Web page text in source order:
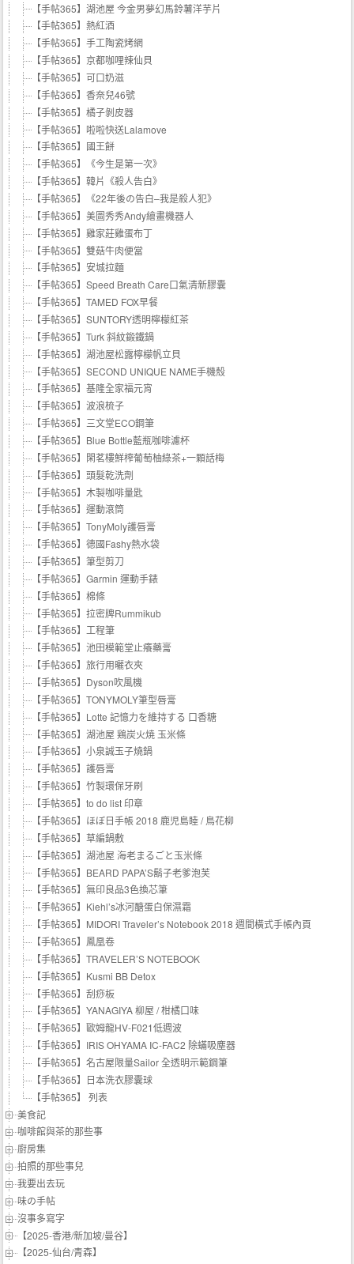
【手帖365】湖池屋 今金男夢幻馬鈴薯洋芋片
【手帖365】熱紅酒
【手帖365】手工陶瓷烤網
【手帖365】京都咖哩辣仙貝
【手帖365】可口奶滋
【手帖365】香奈兒46號
【手帖365】橘子剝皮器
【手帖365】啦啦快送Lalamove
【手帖365】國王餅
【手帖365】《今生是第一次》
【手帖365】韓片《殺人告白》
【手帖365】《22年後の告白–我是殺人犯》
【手帖365】美圖秀秀Andy繪畫機器人
【手帖365】雞家莊雞蛋布丁
【手帖365】雙菇牛肉便當
【手帖365】安城拉麵
【手帖365】Speed Breath Care口氣清新膠囊
【手帖365】TAMED FOX早餐
【手帖365】SUNTORY透明檸檬紅茶
【手帖365】Turk 斜紋鍛鐵鍋
【手帖365】湖池屋松露檸檬帆立貝
【手帖365】SECOND UNIQUE NAME手機殼
【手帖365】基隆全家福元宵
【手帖365】波浪梳子
【手帖365】三文堂ECO鋼筆
【手帖365】Blue Bottle藍瓶咖啡濾杯
【手帖365】閑茗樓鮮榨葡萄柚綠茶+一顆話梅
【手帖365】頭髮乾洗劑
【手帖365】木製咖啡量匙
【手帖365】運動滾筒
【手帖365】TonyMoly護唇膏
【手帖365】德國Fashy熱水袋
【手帖365】筆型剪刀
【手帖365】Garmin 運動手錶
【手帖365】棉條
【手帖365】拉密牌Rummikub
【手帖365】工程筆
【手帖365】池田模範堂止癢藥膏
【手帖365】旅行用曬衣夾
【手帖365】Dyson吹風機
【手帖365】TONYMOLY筆型唇膏
【手帖365】Lotte 記憶力を維持する 口香糖
【手帖365】湖池屋 鶏炭火焼 玉米條
【手帖365】小泉誠玉子燒鍋
【手帖365】護唇膏
【手帖365】竹製環保牙刷
【手帖365】to do list 印章
【手帖365】ほぼ日手帳 2018 鹿児島睦 / 鳥花柳
【手帖365】草編鍋敷
【手帖365】湖池屋 海老まるごと玉米條
【手帖365】BEARD PAPA’S鬍子老爹泡芙
【手帖365】無印良品3色換芯筆
【手帖365】Kiehl’s冰河醣蛋白保濕霜
【手帖365】MIDORI Traveler’s Notebook 2018 週間橫式手帳內頁
【手帖365】鳳凰卷
【手帖365】TRAVELER’S NOTEBOOK
【手帖365】Kusmi BB Detox
【手帖365】刮痧板
【手帖365】YANAGIYA 柳屋 / 柑橘口味
【手帖365】歐姆龍HV-F021低週波
【手帖365】IRIS OHYAMA IC-FAC2 除蟎吸塵器
【手帖365】名古屋限量Sailor 全透明示範鋼筆
【手帖365】日本洗衣膠囊球
【手帖365】 列表
美食記
咖啡館與茶的那些事
廚房集
拍照的那些事兒
我要出去玩
味の手帖‬
沒事多寫字
【2025-香港/新加坡/曼谷】
【2025-仙台/青森】